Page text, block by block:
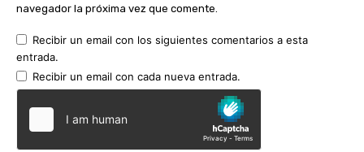
navegador la próxima vez que comente.
Recibir un email con los siguientes comentarios a esta
entrada.
Recibir un email con cada nueva entrada.